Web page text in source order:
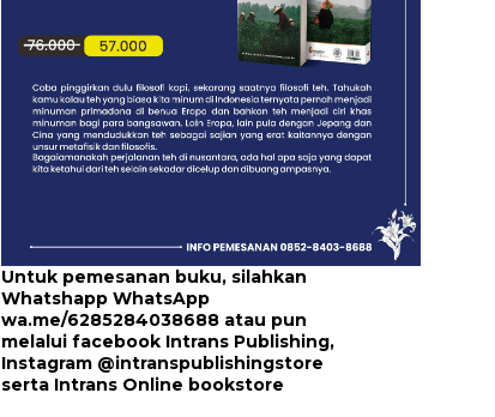
Untuk pemesanan buku, silahkan
Whatshapp WhatsApp
wa.me/6285284038688 atau pun
melalui facebook Intrans Publishing,
Instagram @intranspublishingstore
serta Intrans Online bookstore